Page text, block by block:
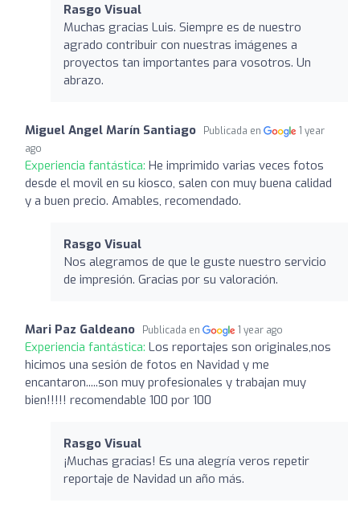
Rasgo Visual
Muchas gracias Luis. Siempre es de nuestro
agrado contribuir con nuestras imágenes a
proyectos tan importantes para vosotros. Un
abrazo.
Miguel Angel Marín Santiago Publicada en
1 year
ago
Experiencia fantástica: He imprimido varias veces fotos
desde el movil en su kiosco, salen con muy buena calidad
y a buen precio. Amables, recomendado.
Rasgo Visual
Nos alegramos de que le guste nuestro servicio
de impresión. Gracias por su valoración.
Mari Paz Galdeano Publicada en 1 year ago
Experiencia fantástica: Los reportajes son originales,nos
hicimos una sesión de fotos en Navidad y me
encantaron.....son muy profesionales y trabajan muy
bien!!!!! recomendable 100 por 100
Rasgo Visual
¡Muchas gracias! Es una alegría veros repetir
reportaje de Navidad un año más.